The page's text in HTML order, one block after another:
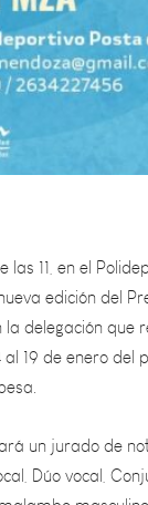
edición del
de enero
de
Dúo vocal,
masculino,